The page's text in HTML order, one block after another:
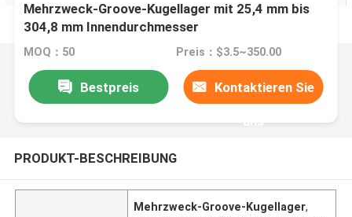
Mehrzweck-Groove-Kugellager mit 25,4 mm bis
304,8 mm Innendurchmesser
MOQ：50 Preis：$3.5~350.00
Bestpreis Kontaktieren Sie
uns
PRODUKT-BESCHREIBUNG
Mehrzweck-Groove-Kugellager,